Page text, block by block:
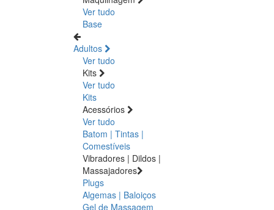
Ver tudo
Base
Adultos
Ver tudo
Kits
Ver tudo
Kits
Acessórios
Ver tudo
Batom | Tintas |
Comestíveis
Vibradores | Dildos |
Massajadores
Plugs
Algemas | Baloiços
Gel de Massagem